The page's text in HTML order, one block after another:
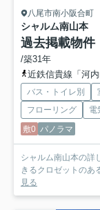
八尾市南小阪合町
シャルム南山本
過去掲載物件
/築31年
近鉄信貴線「河
バス・トイレ別
フローリング
電
敷0 パノラマ
シャルム南山本の詳
きるクロゼットの
見る